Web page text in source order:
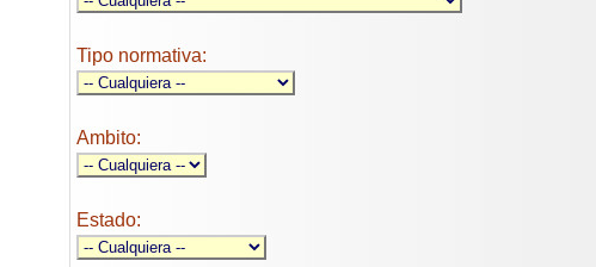
Tipo normativa:
Ambito:
Estado: